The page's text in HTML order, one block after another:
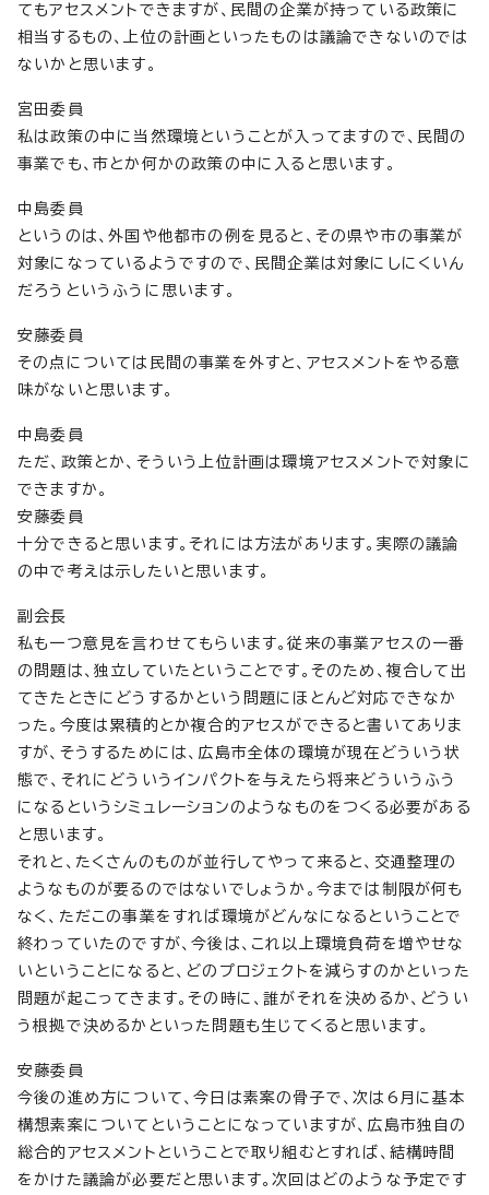
てもアセスメントできますが、民間の企業が持っている政策に
相当するもの、上位の計画といったものは議論できないのでは
ないかと思います。
宮田委員
私は政策の中に当然環境ということが入ってますので、民間の
事業でも、市とか何かの政策の中に入ると思います。
中島委員
というのは、外国や他都市の例を見ると、その県や市の事業が
対象になっているようですので、民間企業は対象にしにくいん
だろうというふうに思います。
安藤委員
その点については民間の事業を外すと、アセスメントをやる意
味がないと思います。
中島委員
ただ、政策とか、そういう上位計画は環境アセスメントで対象に
できますか。
安藤委員
十分できると思います。それには方法があります。実際の議論
の中で考えは示したいと思います。
副会長
私も一つ意見を言わせてもらいます。従来の事業アセスの一番
の問題は、独立していたということです。そのため、複合して出
てきたときにどうするかという問題にほとんど対応できなか
った。今度は累積的とか複合的アセスができると書いてありま
すが、そうするためには、広島市全体の環境が現在どういう状
態で、それにどういうインパクトを与えたら将来どういうふう
になるというシミュレーションのようなものをつくる必要がある
と思います。
それと、たくさんのものが並行してやって来ると、交通整理の
ようなものが要るのではないでしょうか。今までは制限が何も
なく、ただこの事業をすれば環境がどんなになるということで
終わっていたのですが、今後は、これ以上環境負荷を増やせな
いということになると、どのプロジェクトを減らすのかといった
問題が起こってきます。その時に、誰がそれを決めるか、どうい
う根拠で決めるかといった問題も生じてくると思います。
安藤委員
今後の進め方について、今日は素案の骨子で、次は6月に基本
構想素案についてということになっていますが、広島市独自の
総合的アセスメントということで取り組むとすれば、結構時間
をかけた議論が必要だと思います。次回はどのような予定です